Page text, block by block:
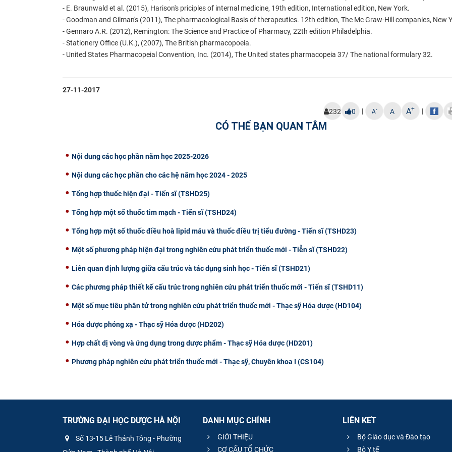
- E. Braunwald et al. (2015), Harison's priciples of internal medicine, 19th edition, International edition, New York.
- Goodman and Gilman's (2011), The pharmacological Basis of therapeutics. 12th edition, The Mc Graw-Hill companies, New
- Gennaro A.R. (2012), Remington: The Science and Practice of Pharmacy, 22th edition Philadelphia.
- Stationery Office (U.K.), (2007), The British pharmacopoeia.
- United States Pharmacopeial Convention, Inc. (2014), The United states pharmacopeia 37/ The national formulary 32.
27-11-2017
232 0 | A- A A+ |
CÓ THỂ BẠN QUAN TÂM
Nội dung các học phần năm học 2025-2026
Nội dung các học phần cho các hệ năm học 2024 - 2025
Tổng hợp thuốc hiện đại - Tiến sĩ (TSHD25)
Tổng hợp một số thuốc tim mạch - Tiến sĩ (TSHD24)
Tổng hợp một số thuốc điều hoà lipid máu và thuốc điều trị tiểu đường - Tiến sĩ (TSHD23)
Một số phương pháp hiện đại trong nghiên cứu phát triển thuốc mới - Tiễn sĩ (TSHD22)
Liên quan định lượng giữa cấu trúc và tác dụng sinh học - Tiến sĩ (TSHD21)
Các phương pháp thiết kế cấu trúc trong nghiên cứu phát triển thuốc mới - Tiến sĩ (TSHD11)
Một số mục tiêu phân tử trong nghiên cứu phát triển thuốc mới - Thạc sỹ Hóa dược (HD104)
Hóa dược phóng xạ - Thạc sỹ Hóa dược (HD202)
Hợp chất dị vòng và ứng dụng trong dược phẩm - Thạc sỹ Hóa dược (HD201)
Phương pháp nghiên cứu phát triển thuốc mới - Thạc sỹ, Chuyên khoa I (CS104)
TRƯỜNG ĐẠI HỌC DƯỢC HÀ NỘI
Số 13-15 Lê Thánh Tông - Phường
DANH MỤC CHÍNH
GIỚI THIỆU
CƠ CẤU TỔ CHỨC
LIÊN KẾT
Bộ Giáo dục và Đào tạo
Bộ Y tế